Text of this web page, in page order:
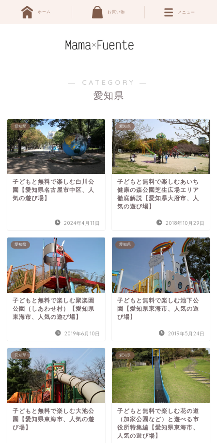
メニュー
ホーム お買い物
― CATEGORY ―
愛知県
愛知県
子どもと無料で楽しむ白川公
園【愛知県名古屋市中区、人
気の遊び場】
2024年4月11日
愛知県
子どもと無料で楽しむあいち
健康の森公園芝生広場エリア
徹底解説【愛知県大府市、人
気の遊び場】
2018年10月29日
愛知県
子どもと無料で楽しむ聚楽園
公園（しあわせ村）【愛知県
東海市、人気の遊び場】
2019年6月10日
愛知県
子どもと無料で楽しむ池下公
園【愛知県東海市、人気の遊
び場】
2019年5月24日
愛知県
子どもと無料で楽しむ大池公
園【愛知県東海市、人気の遊
び場】
愛知県
子どもと無料で楽しむ花の道
（加家公園など）と遊べる市
役所特集編【愛知県東海市、
人気の遊び場】